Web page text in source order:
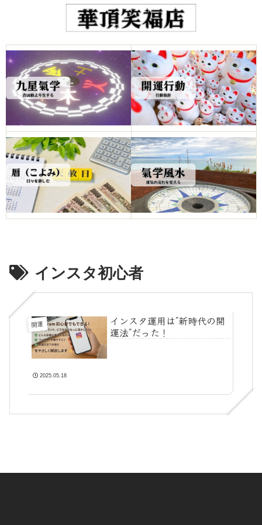
インスタ初心者
開運
インスタ運用は”新時代の開
運法”だった！
2025.05.18